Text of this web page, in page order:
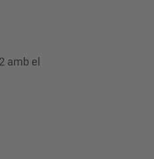
amb el